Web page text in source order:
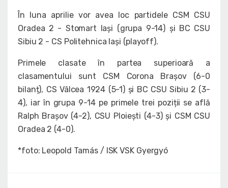
În luna aprilie vor avea loc partidele CSM CSU
Oradea 2 - Stomart Iași (grupa 9-14) și BC CSU
Sibiu 2 - CS Politehnica Iași (playoff).
Primele clasate în partea superioară a
clasamentului sunt CSM Corona Brașov (6-0
bilanț), CS Vâlcea 1924 (5-1) și BC CSU Sibiu 2 (3-
4), iar în grupa 9-14 pe primele trei poziții se află
Ralph Brașov (4-2), CSU Ploiești (4-3) și CSM CSU
Oradea 2 (4-0).
*foto: Leopold Tamás / ISK VSK Gyergyó